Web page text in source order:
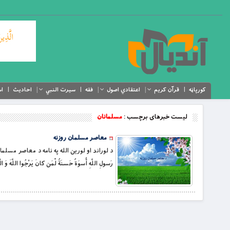
کورپاڼه قرآن کریم اعتقادي اصول فقه سیرت النبي احادیث
لیست خبرهای برچسب :مسلمانان
معاصر مسلمان روزنه
د لوراند او لورين الله په نامه د معاصر
رَسولِ اللَّهِ أُسوَةٌ حَسنَةٌ لِّمَن كانَ يَرْجُوا اللَّهَ وَ الْيَوْمَ الاَخِرَ وَ ذَكَرَ